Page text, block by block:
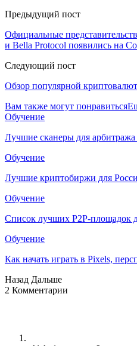
Предыдущий пост
Официальные
и Bella Protocol появились на
Следующий пост
Обзор популярной
Вам также могут понравиться
Обучение
Лучшие сканеры для
Обучение
Лучшие криптобиржи для
Обучение
Список лучших P2P-площадок
Обучение
Как начать играть в Pixels,
Назад Дальше
2 Комментарии